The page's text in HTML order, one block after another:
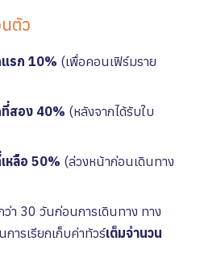
ตัว
รก 10% (เพื่อคอนเฟิร์มราย
สอง 40% (หลังจากได้รับใบ
หลือ 50% (ล่วงหน้าก่อนเดินทาง
า 30 วันก่อนการเดินทาง ทาง
ารเรียกเก็บค่าทัวร์เต็มจํานวน